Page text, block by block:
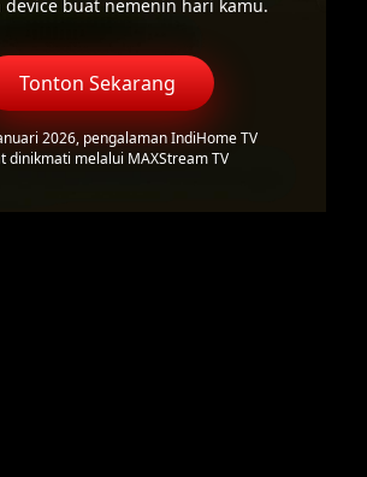
device buat nemenin hari kamu.
Tonton Sekarang
2026, pengalaman IndiHome TV
dinikmati melalui MAXStream TV